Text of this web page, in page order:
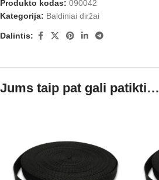
Produkto kodas: 090042
Kategorija: Baldiniai diržai
Dalintis:
Jums taip pat gali patikti…